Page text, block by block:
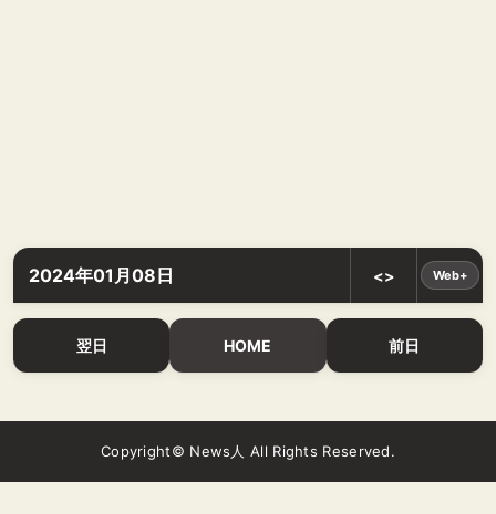
2024年01月08日 <> Web+
翌日 HOME 前日
Copyright© News人 All Rights Reserved.